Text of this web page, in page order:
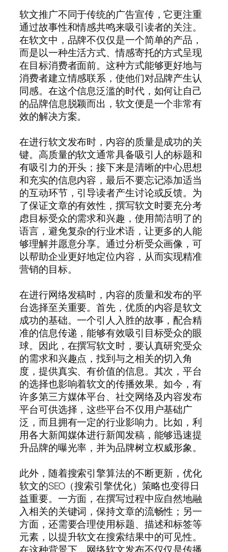
软文推广不同于传统的广告宣传，它更注重
通过故事性和情感共鸣来吸引读者的关注。
在软文中，品牌不仅仅是一个简单的产品，
而是以一种生活方式、情感寄托的方式呈现
在目标消费者面前。这种方式能够更好地与
消费者建立情感联系，使他们对品牌产生认
同感。在这个信息泛滥的时代，如何让自己
的品牌信息脱颖而出，软文便是一个非常有
效的解决方案。
在进行软文发布时，内容的质量是成功的关
键。高质量的软文通常具备吸引人的标题和
有吸引力的开头；接下来是清晰的中心思想
和充实的信息内容，最后不要忘记添加适当
的互动环节，引导读者产生讨论或反馈。为
了保证文章的有效性，撰写软文时要充分考
虑目标受众的需求和兴趣，使用简洁明了的
语言，避免复杂的行业术语，让更多的人能
够理解并愿意分享。通过分析受众画像，可
以帮助企业更好地定位内容，从而实现精准
营销的目标。
在进行网络发稿时，内容的质量和发布的平
台选择至关重要。首先，优质的内容是软文
成功的基础。一个引人入胜的故事，配合精
准的信息传递，能够有效吸引目标受众的眼
球。因此，在撰写软文时，要认真研究受众
的需求和兴趣点，找到与之相关的切入角
度，提供真实、有价值的信息。其次，平台
的选择也影响着软文的传播效果。如今，有
许多第三方媒体平台、社交网络及内容发布
平台可供选择，这些平台不仅用户基础广
泛，而且拥有一定的行业影响力。比如，利
用各大新闻媒体进行新闻发稿，能够迅速提
升品牌的曝光率，并为品牌树立权威形象。
此外，随着搜索引擎算法的不断更新，优化
软文的SEO（搜索引擎优化）策略也变得日
益重要。一方面，在撰写过程中应自然地融
入相关的关键词，保持文章的流畅性；另一
方面，还需要合理使用标题、描述和标签等
元素，以提升软文在搜索结果中的可见性。